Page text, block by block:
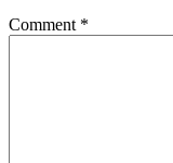
Comment *